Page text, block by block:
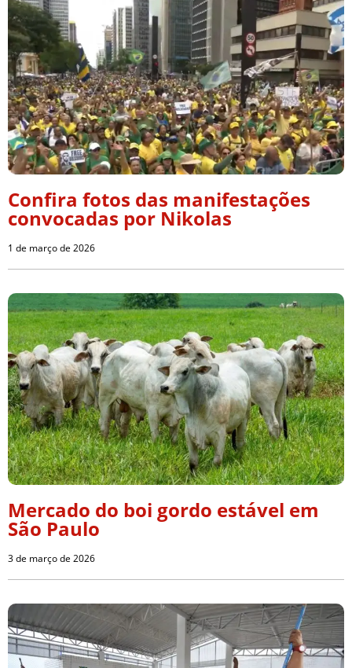
Confira fotos das manifestações
convocadas por Nikolas
1 de março de 2026
Mercado do boi gordo estável em
São Paulo
3 de março de 2026